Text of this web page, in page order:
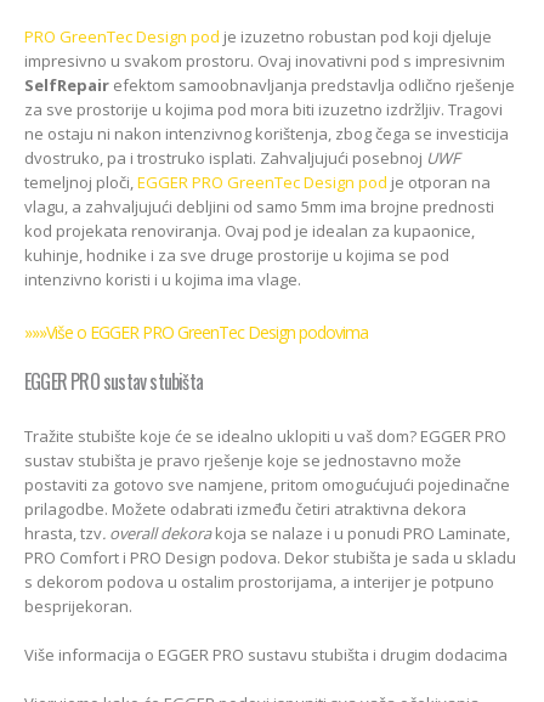
PRO GreenTec Design pod je izuzetno robustan pod koji djeluje
impresivno u svakom prostoru. Ovaj inovativni pod s impresivnim
SelfRepair efektom samoobnavljanja predstavlja odlično rješenje
za sve prostorije u kojima pod mora biti izuzetno izdržljiv. Tragovi
ne ostaju ni nakon intenzivnog korištenja, zbog čega se investicija
dvostruko, pa i trostruko isplati. Zahvaljujući posebnoj UWF
temeljnoj ploči,EGGER PRO GreenTec Design pod je otporan na
vlagu, a zahvaljujući debljini od samo 5mm ima brojne prednosti
kod projekata renoviranja. Ovaj pod je idealan za kupaonice,
kuhinje, hodnike i za sve druge prostorije u kojima se pod
intenzivno koristi i u kojima ima vlage.
»»»Više o EGGER PRO GreenTec Design podovima
EGGER PRO sustav stubišta
Tražite stubište koje će se idealno uklopiti u vaš dom? EGGER PRO
sustav stubišta je pravo rješenje koje se jednostavno može
postaviti za gotovo sve namjene, pritom omogućujući pojedinačne
prilagodbe. Možete odabrati između četiri atraktivna dekora
hrasta, tzv. overall dekorakoja se nalaze i u ponudi PRO Laminate,
PRO Comfort i PRO Design podova. Dekor stubišta je sada u skladu
s dekorom podova u ostalim prostorijama, a interijer je potpuno
besprijekoran.
Više informacija o EGGER PRO sustavu stubišta i drugim dodacima